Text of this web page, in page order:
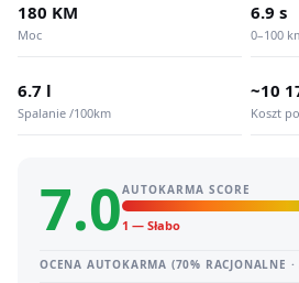
180 KM
Moc
6.9 s
0–100
6.7 l
Spalanie /100km
~10
Koszt
7.0AUTOKARMA SCORE
1 — Słabo
OCENA AUTOKARMA (70% RACJONALNE ·